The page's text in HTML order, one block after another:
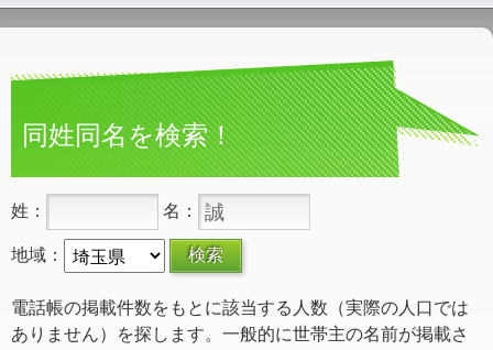
同姓同名を検索！
姓： 名：
地域：
電話帳の掲載件数をもとに該当する人数（実際の人口では
ありません）を探します。一般的に世帯主の名前が掲載さ